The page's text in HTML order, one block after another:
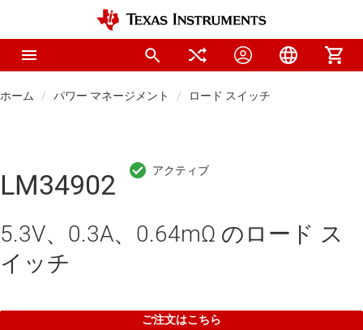
ホーム パワー マネージメント ロード スイッチ
LM34902
5.3V、0.3A、0.64mΩ のロード ス
イッチ
ご注文はこちら